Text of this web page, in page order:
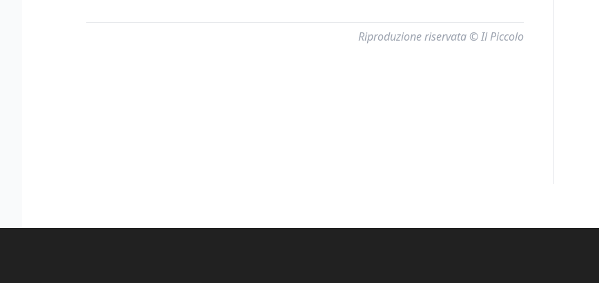
Riproduzione riservata © Il Piccolo